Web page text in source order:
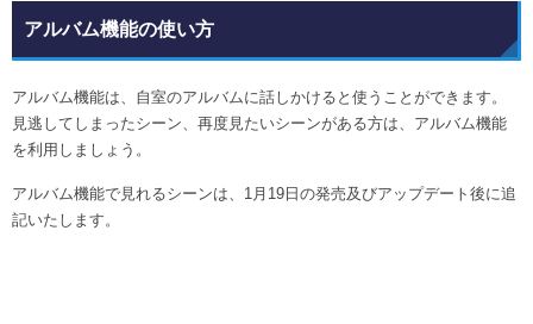
アルバム機能の使い方
アルバム機能は、自室のアルバムに話しかけると使うことができます。
見逃してしまったシーン、再度見たいシーンがある方は、アルバム機能
を利用しましょう。
アルバム機能で見れるシーンは、1月19日の発売及びアップデート後に追
記いたします。